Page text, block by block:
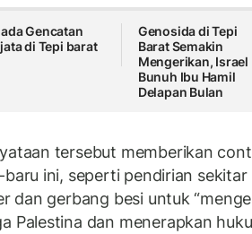
Gencatan
di Tepi barat
Genosida di Tepi
Barat Semakin
Mengerikan, Israel
Bunuh Ibu Hamil
Delapan Bulan
tersebut memberikan
baru ini, seperti pendirian
dan gerbang besi untuk
Palestina dan menerapkan